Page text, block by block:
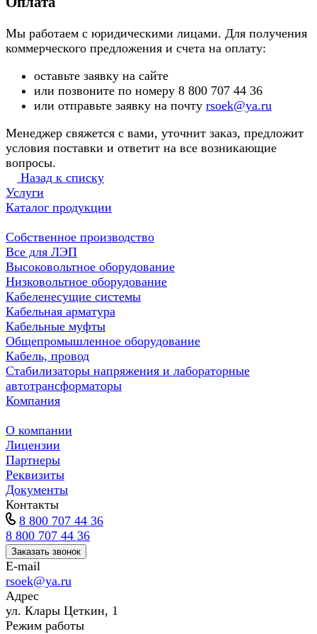
Мы работаем с юридическими лицами. Для получения
коммерческого предложения и счета на оплату:
оставьте заявку на сайте
или позвоните по номеру 8 800 707 44 36
или отправьте заявку на почту rsoek@ya.ru
Менеджер свяжется с вами, уточнит заказ, предложит
условия поставки и ответит на все возникающие
вопросы.
Назад к списку
Услуги
Каталог продукции
Собственное производство
Все для ЛЭП
Высоковольтное оборудование
Низковольтное оборудование
Кабеленесущие системы
Кабельная арматура
Кабельные муфты
Общепромышленное оборудование
Кабель, провод
Стабилизаторы напряжения и лабораторные
автотрансформаторы
Компания
О компании
Лицензии
Партнеры
Реквизиты
Документы
Контакты
8 800 707 44 36
8 800 707 44 36
Заказать звонок
E-mail
rsoek@ya.ru
Адрес
ул. Клары Цеткин, 1
Режим работы